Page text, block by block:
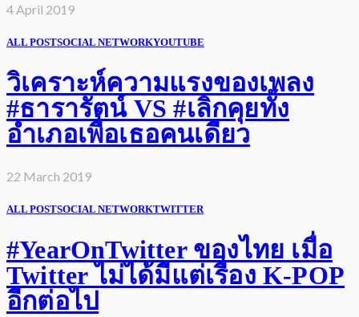
4 April 2019
ALL POSTSOCIAL NETWORKYOUTUBE
วิเคราะห์ความแรงของเพลง
#ธารารัตน์ VS #เลิกคุยทั้ง
อำเภอเพื่อเธอคนเดียว
22 March 2019
ALL POSTSOCIAL NETWORKTWITTER
#YearOnTwitter ของไทย เมื่อ
Twitter ไม่ได้มีแต่เรื่อง K-POP
อีกต่อไป